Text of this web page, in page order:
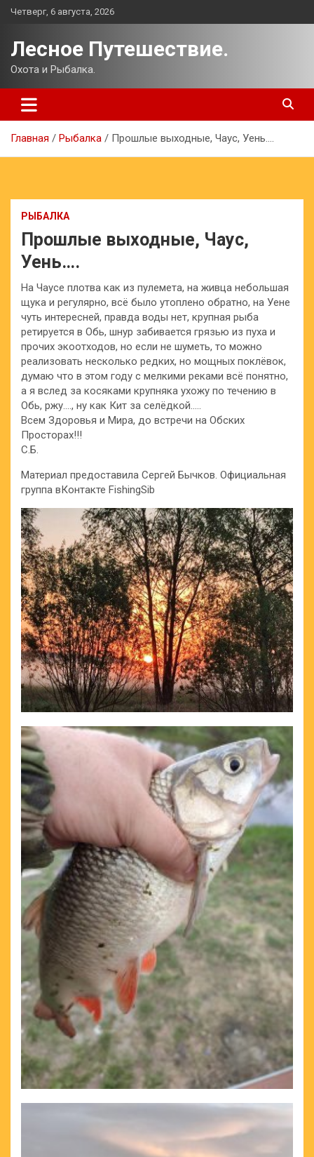
Перейти
Четверг, 6 августа, 2026
Лесное Путешествие.
Охота и Рыбалка.
Главная Рыбалка Прошлые выходные, Чаус, Уень….
РЫБАЛКА
Прошлые выходные, Чаус,
Уень….
На Чаусе плотва как из пулемета, на живца небольшая
щука и регулярно, всё было утоплено обратно, на Уене
чуть интересней, правда воды нет, крупная рыба
ретируется в Обь, шнур забивается грязью из пуха и
прочих экоотходов, но если не шуметь, то можно
реализовать несколько редких, но мощных поклёвок,
думаю что в этом году с мелкими реками всё понятно,
а я вслед за косяками крупняка ухожу по течению в
Обь, ржу…., ну как Кит за селёдкой…..
Всем Здоровья и Мира, до встречи на Обских
Просторах!!!
С.Б.
Материал предоставила Сергей Бычков. Официальная
группа вКонтакте FishingSib